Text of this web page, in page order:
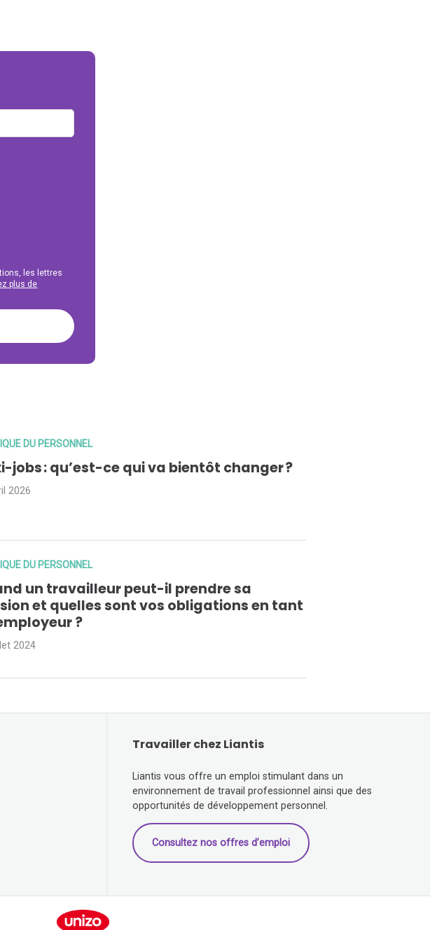
les lettres
plus de
DU PERSONNEL
jobs : qu’est-ce qui va bientôt changer ?
2026
DU PERSONNEL
un travailleur peut-il prendre sa
et quelles sont vos obligations en tant
?
2024
Travailler chez Liantis
Liantis vous offre un emploi stimulant dans un
environnement de travail professionnel ainsi que des
opportunités de développement personnel.
Consultez nos offres d’emploi